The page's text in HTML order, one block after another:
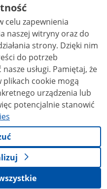
na licencji typu
uznanie autorstwa użycie
utworów zależnych 4.0 (CC BY-
jest to stwierdzone inaczej.
celu zapewnienia
naszej witryny oraz do
strony. Dzięki nim
do potrzeb
Pamiętaj, że
cookie mogą
urządzenia lub
potencjalnie stanowić